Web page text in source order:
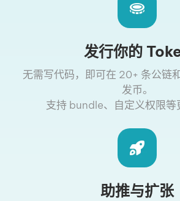
发行你的
无需写代码，即可在 20+ 条公链
发币。
支持 bundle、自定义权限等
助推与扩张